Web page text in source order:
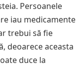
Persoanele
iau medicamente
trebui să fie
deoarece aceasta
duce la